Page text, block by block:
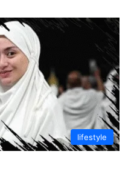
lifestyle